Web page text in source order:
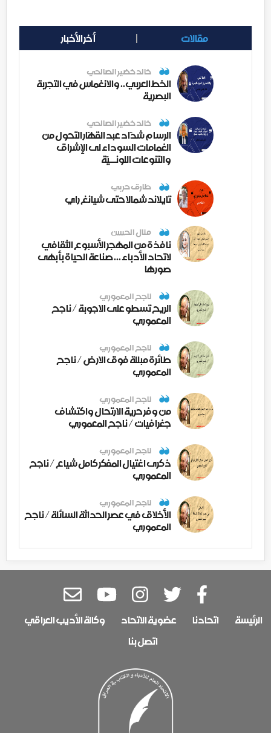
مقالات أخر الأخبار
خالد خضير الصالحي
الخط العربي.. والانغماس في التجربة
البصرية
خالد خضير الصالحي
الرسام شدّاد عبد القهّار التحول من
الغمامات السوداء لى الإشراق
والتنوعات اللونــيّة
طارق حربي
تايلاند شمالا حتى شيانغ راي
منال الحسن
نافذة من المهجر الأسبوع الثقافي
لاتحاد الأدباء ... صناعة الحياة بأبهى
صورها
ناجح المعموري
الريح تسطو على الاجوبة / ناجح
المعموري
ناجح المعموري
طائرة مبللة فوق الارض / ناجح
المعموري
ناجح المعموري
من وفر حرية الارتحال واكتشاف
جغرافيات / ناجح المعموري
ناجح المعموري
ذكرى اغتيال المفكر كامل شياع / ناجح
المعموري
ناجح المعموري
الأخلاق في عصر الحداثة السائلة / ناجح
المعموري
الرئيسة اتحادنا عضوية الاتحاد
وكالة الأديب العراقي
اتصل بنا